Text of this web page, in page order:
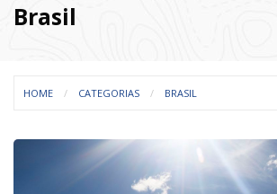
Brasil
HOME CATEGORIAS BRASIL